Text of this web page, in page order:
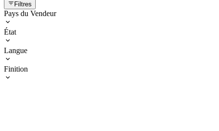
Filtres
Pays du Vendeur
État
Langue
Finition